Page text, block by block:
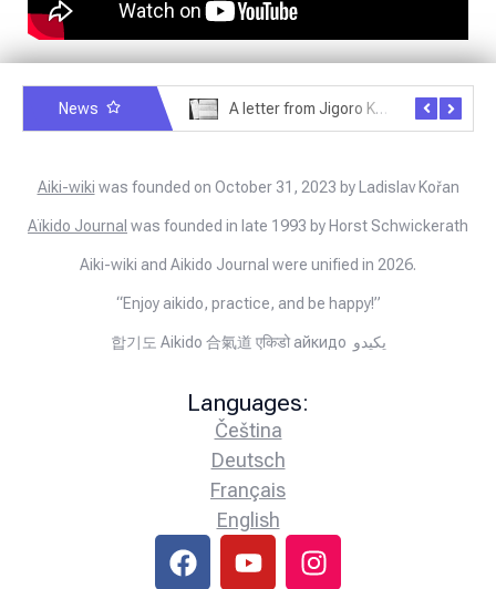
News A letter from Jigoro Kano to Moritaka Ueshiba
Aiki-wiki was founded on October 31, 2023 by Ladislav Kořan
Aïkido Journal was founded in late 1993 by Horst Schwickerath
Aiki-wiki and Aikido Journal were unified in 2026.
“Enjoy aikido, practice, and be happy!”
합기도 Aikido 合氣道 एकिडो айкидо يكيدو
Languages:
Čeština
Deutsch
Français
English